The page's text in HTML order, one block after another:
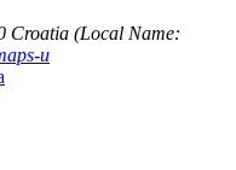
Croatia (Local Name:
u